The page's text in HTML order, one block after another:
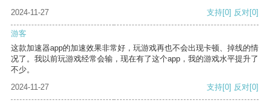
2024-11-27 支持[0] 反对[0]
游客
这款加速器app的加速效果非常好，玩游戏再也不会出现卡顿、掉线的情
况了。我以前玩游戏经常会输，现在有了这个app，我的游戏水平提升了
不少。
2024-11-27
支持[0] 反对[0]